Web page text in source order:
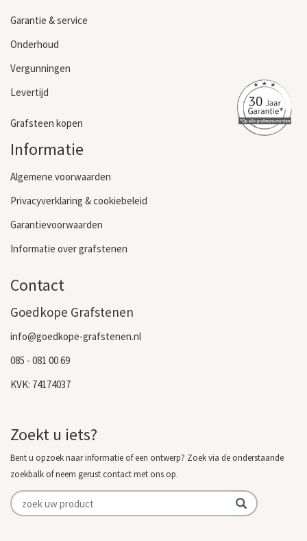
Garantie & service
Onderhoud
Vergunningen
Levertijd
Grafsteen kopen
Informatie
Algemene voorwaarden
Privacyverklaring & cookiebeleid
Garantievoorwaarden
Informatie over grafstenen
Contact
Goedkope Grafstenen
info@goedkope-grafstenen.nl
085 - 081 00 69
KVK: 74174037
Zoekt u iets?
Bent u opzoek naar informatie of een ontwerp? Zoek via de onderstaande
zoekbalk of neem gerust contact met ons op.